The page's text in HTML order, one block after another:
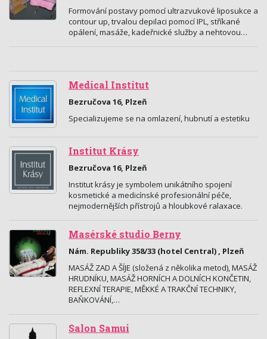
Formování postavy pomocí ultrazvukové liposukce a
contour up, trvalou depilaci pomocí IPL, stříkané
opálení, masáže, kadeřnické služby a nehtovou…
Medical Institut
Bezručova 16, Plzeň
Specializujeme se na omlazení, hubnutí a estetiku
Institut Krásy
Bezručova 16, Plzeň
Institut krásy je symbolem unikátního spojení
kosmetické a medicínské profesionální péče,
nejmodernějších přístrojů a hloubkové ralaxace.
Masérské studio Berny
Nám. Republiky 358/33 (hotel Central) , Plzeň
MASÁŽ ZAD A ŠÍJE (složená z několika metod), MASÁŽ
HRUDNÍKU, MASÁŽ HORNÍCH A DOLNÍCH KONČETIN,
REFLEXNÍ TERAPIE, MĚKKÉ A TRAKČNÍ TECHNIKY,
BAŇKOVÁNÍ,…
Salon Samui